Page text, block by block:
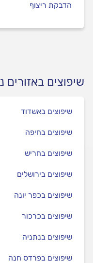
הדבקת ריצוף
שיפוצים באזורים
שיפוצים באשדוד
שיפוצים בחיפה
שיפוצים בחריש
שיפוצים בירושלים
שיפוצים בכפר יונה
שיפוצים בכרכור
שיפוצים בנתניה
שיפוצים בפרדס חנה